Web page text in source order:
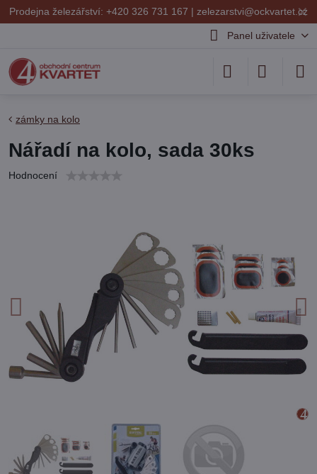
✕
Prodejna železářství: +420 326 731 167 | zelezarstvi@ockvartet.cz
Panel uživatele
zámky na kolo
Nářadí na kolo, sada 30ks
Hodnocení